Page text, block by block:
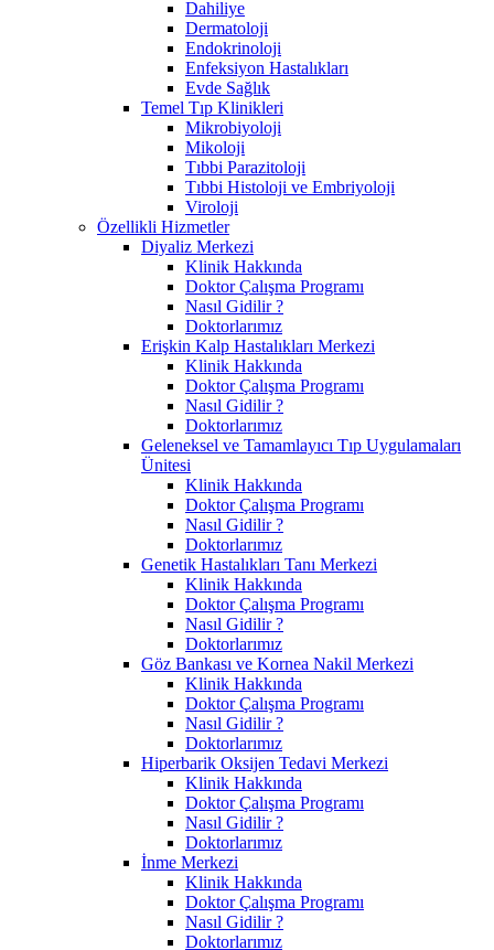
Dahiliye
Dermatoloji
Endokrinoloji
Enfeksiyon Hastalıkları
Evde Sağlık
Temel Tıp Klinikleri
Mikrobiyoloji
Mikoloji
Tıbbi Parazitoloji
Tıbbi Histoloji ve Embriyoloji
Viroloji
Özellikli Hizmetler
Diyaliz Merkezi
Klinik Hakkında
Doktor Çalışma Programı
Nasıl Gidilir ?
Doktorlarımız
Erişkin Kalp Hastalıkları Merkezi
Klinik Hakkında
Doktor Çalışma Programı
Nasıl Gidilir ?
Doktorlarımız
Geleneksel ve Tamamlayıcı Tıp Uygulamaları
Ünitesi
Klinik Hakkında
Doktor Çalışma Programı
Nasıl Gidilir ?
Doktorlarımız
Genetik Hastalıkları Tanı Merkezi
Klinik Hakkında
Doktor Çalışma Programı
Nasıl Gidilir ?
Doktorlarımız
Göz Bankası ve Kornea Nakil Merkezi
Klinik Hakkında
Doktor Çalışma Programı
Nasıl Gidilir ?
Doktorlarımız
Hiperbarik Oksijen Tedavi Merkezi
Klinik Hakkında
Doktor Çalışma Programı
Nasıl Gidilir ?
Doktorlarımız
İnme Merkezi
Klinik Hakkında
Doktor Çalışma Programı
Nasıl Gidilir ?
Doktorlarımız